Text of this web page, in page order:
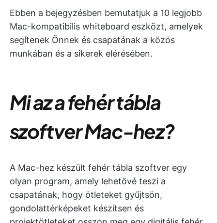
Ebben a bejegyzésben bemutatjuk a 10 legjobb
Mac-kompatibilis whiteboard eszközt, amelyek
segítenek Önnek és csapatának a közös
munkában és a sikerek elérésében.
Mi az a fehér tábla
szoftver Mac-hez?
A Mac-hez készült fehér tábla szoftver egy
olyan program, amely lehetővé teszi a
csapatának, hogy ötleteket gyűjtsön,
gondolattérképeket készítsen és